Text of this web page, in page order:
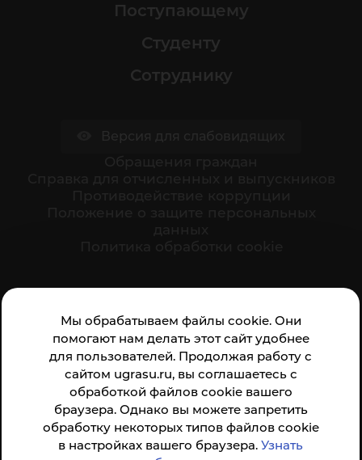
Мы обрабатываем файлы cookie. Они
помогают нам делать этот сайт удобнее
для пользователей. Продолжая работу с
сайтом ugrasu.ru, вы соглашаетесь с
обработкой файлов cookie вашего
браузера. Однако вы можете запретить
обработку некоторых типов файлов cookie
в настройках вашего браузера.Узнать
Поступающему
Студенту
Сотруднику
организации:
Анкета доступна по QR-коду, а так же по прямой
ссылке